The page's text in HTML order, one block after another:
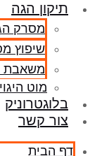
תיקון הגה
מסרק
שיפוץ
משאבת
מוט היגוי
בלוגטרוניק
צור קשר
דף הבית